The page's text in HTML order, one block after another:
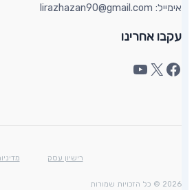
אימייל: lirazhazan90@gmail.com
עקבו אחרינו
רישיון עסק
2026 © כל הזכויות שמורות